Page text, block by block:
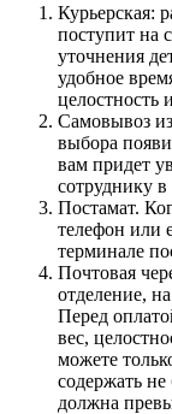
Курьерская:
поступит на
уточнения
удобное
целостность
Самовывоз
выбора
вам придет
сотруднику в
Постамат.
телефон или
терминале
Почтовая
отделение,
Перед
вес,
можете
содержать
должна